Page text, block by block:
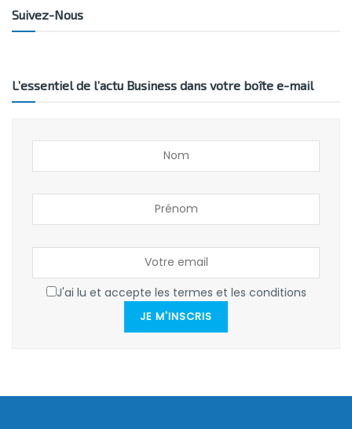
Suivez-Nous
L’essentiel de l’actu Business dans votre boîte e-mail
J'ai lu et accepte les termes et les conditions
JE M'INSCRIS